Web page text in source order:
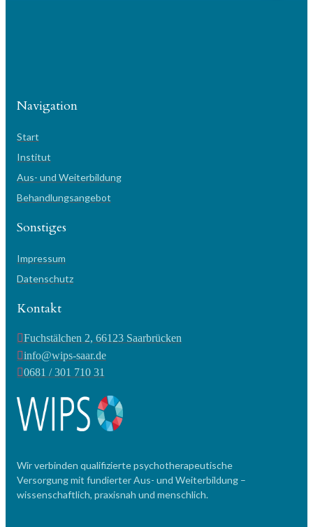
Wir verbinden qualifizierte psychotherapeutische
Versorgung mit fundierter Aus- und Weiterbildung –
wissenschaftlich, praxisnah und menschlich.
Navigation
Start
Institut
Aus- und Weiterbildung
Behandlungsangebot
Sonstiges
Impressum
Datenschutz
Kontakt
Fuchstälchen 2, 66123 Saarbrücken
info@wips-saar.de
0681 / 301 710 31